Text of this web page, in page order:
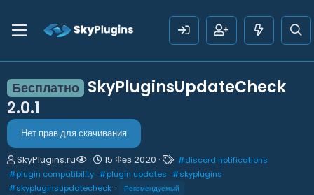
Бесплатно SkyPluginsUpdateCheck
2.0.1
Нет прав для скачивания
А
в
т
SkyPlugins.ru
Д
а
т
15 Фев 2020
Т
е
г
#discord notifications
#plugin compatibility #plugin updates #skyplugins
#skypluginsupdatecheck Рекомендуемый